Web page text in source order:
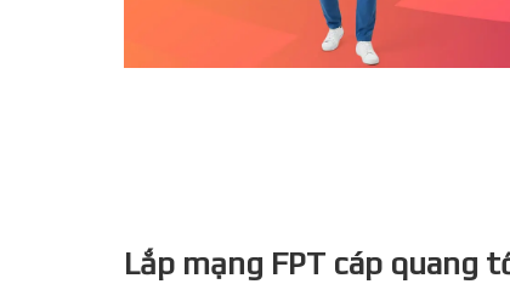
Lắp mạng FPT cáp quang